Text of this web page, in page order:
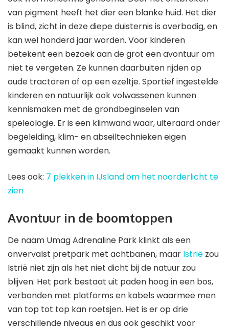
van pigment heeft het dier een blanke huid. Het dier
is blind, zicht in deze diepe duisternis is overbodig, en
kan wel honderd jaar worden. Voor kinderen
betekent een bezoek aan de grot een avontuur om
niet te vergeten. Ze kunnen daarbuiten rijden op
oude tractoren of op een ezeltje. Sportief ingestelde
kinderen en natuurlijk ook volwassenen kunnen
kennismaken met de grondbeginselen van
speleologie. Er is een klimwand waar, uiteraard onder
begeleiding, klim- en abseiltechnieken eigen
gemaakt kunnen worden.
Lees ook: 7 plekken in IJsland om het noorderlicht te
zien
Avontuur in de boomtoppen
De naam Umag Adrenaline Park klinkt als een
onvervalst pretpark met achtbanen, maar Istrië zou
Istrië niet zijn als het niet dicht bij de natuur zou
blijven. Het park bestaat uit paden hoog in een bos,
verbonden met platforms en kabels waarmee men
van top tot top kan roetsjen. Het is er op drie
verschillende niveaus en dus ook geschikt voor